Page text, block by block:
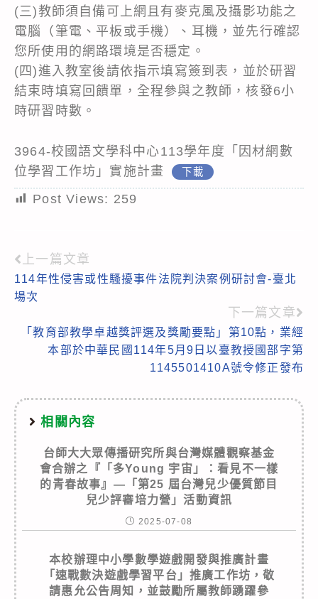
(三)教師須自備可上網且有麥克風及攝影功能之
電腦（筆電、平板或手機）、耳機，並先行確認
您所使用的網路環境是否穩定。
(四)進入教室後請依指示填寫簽到表，並於研習
結束時填寫回饋單，全程參與之教師，核發6小
時研習時數。
3964-校國語文學科中心113學年度「因材網數
位學習工作坊」實施計畫
下載
Post Views: 259
Read
more
上一篇文章
114年性侵害或性騷擾事件法院判決案例研討會-臺北
場次
下一篇文章
「教育部教學卓越獎評選及獎勵要點」第10點，業經
本部於中華民國114年5月9日以臺教授國部字第
1145501410A號令修正發布
相關內容
台師大大眾傳播研究所與台灣媒體觀察基金
會合辦之『「多Young 宇宙」：看見不一樣
的青春故事』—「第25 屆台灣兒少優質節目
兒少評審培力營」活動資訊
2025-07-08
本校辦理中小學數學遊戲開發與推廣計畫
「速戰數決遊戲學習平台」推廣工作坊，敬
請惠允公告周知，並鼓勵所屬教師踴躍參